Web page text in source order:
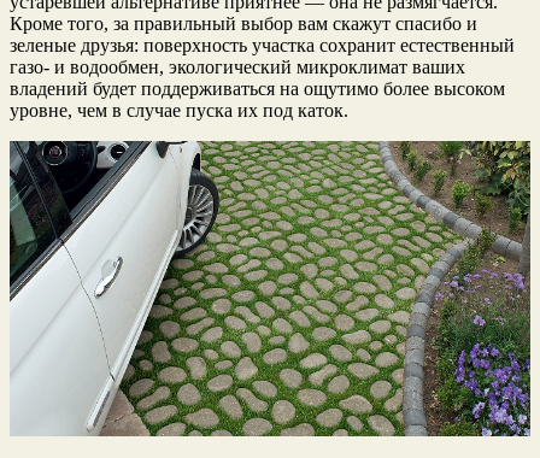
Кроме того, за правильный выбор вам скажут спасибо и
зеленые друзья: поверхность участка сохранит естественный
газо- и водообмен, экологический микроклимат ваших
владений будет поддерживаться на ощутимо более высоком
уровне, чем в случае пуска их под каток.